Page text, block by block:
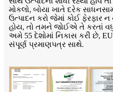
મોકલો, બોયા ખાતે દરેક
ઉત્પાદન કરો જેમાં કોઈ ફેરફાર
હોય, તો તમને જોઈએ તે કરતાં
અમે 55 દેશોમાં નિકાસ કરી છે,
સંપૂર્ણ પ્રમાણપત્ર સાથે.